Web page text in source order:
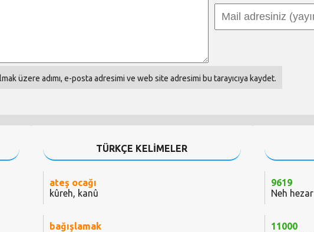
üzere adımı, e-posta adresimi ve web site adresimi bu tarayıcıya kaydet.
TÜRKÇE KELİMELER
ateş ocağı
kûreh, kanû
bağışlamak
9619
Neh
11000